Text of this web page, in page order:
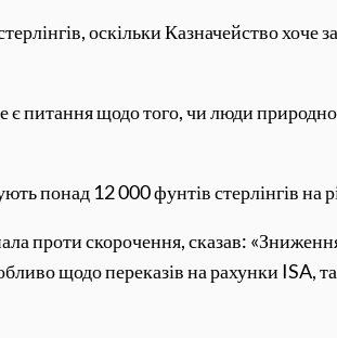
оскільки Казначейство хоче
щодо того, чи люди природно
понад 12 000 фунтів стерлінгів на
проти скорочення, сказав:
щодо переказів на рахунки ISA,